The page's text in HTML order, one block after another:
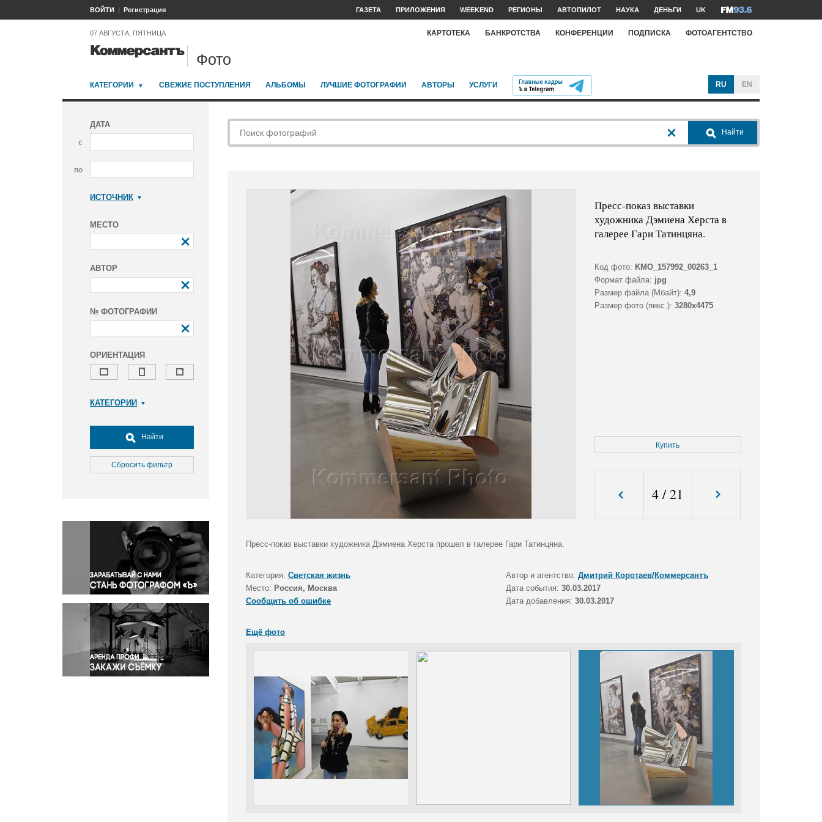
ВОЙТИ Регистрация ГАЗЕТА ПРИЛОЖЕНИЯ WEEKEND РЕГИОНЫ АВТОПИЛОТ НАУКА ДЕНЬГИ UK
07 АВГУСТА, ПЯТНИЦА КАРТОТЕКА БАНКРОТСТВА КОНФЕРЕНЦИИ ПОДПИСКА ФОТОАГЕНТСТВО
Фото
КАТЕГОРИИ СВЕЖИЕ ПОСТУПЛЕНИЯ АЛЬБОМЫ ЛУЧШИЕ ФОТОГРАФИИ АВТОРЫ УСЛУГИ RU EN
ДАТА
с
по
ИСТОЧНИК
МЕСТО
АВТОР
№ ФОТОГРАФИИ
ОРИЕНТАЦИЯ
КАТЕГОРИИ
Досуг, туризм и отдых
Культура
Медицина
Окружающая среда
Политика
Правосудие
Происшествия и конфликты
Религия
Светская жизнь
Спорт
Экология
Экономика и бизнес
Найти
Сбросить фильтр
Найти
Пресс-показ выставки
художника Дэмиена Херста в
галерее Гари Татинцяна.
Код фото: KMO_157992_00263_1
Формат файла: jpg
Размер файла (Мбайт): 4,9
Размер фото (пикс.): 3280x4475
Купить
4 /21
Пресс-показ выставки художника Дэмиена Херста прошел в галерее Гари Татинцяна.
Категория: Светская жизнь Автор и агентство: Дмитрий Коротаев/Коммерсантъ
Место: Россия, Москва Дата события: 30.03.2017
Сообщить об ошибке
Дата добавления: 30.03.2017
Ещё фото